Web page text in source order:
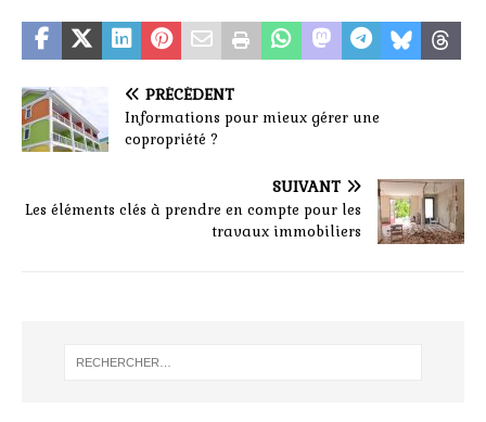
PRÉCÉDENT
Informations pour mieux gérer une
copropriété ?
SUIVANT
Les éléments clés à prendre en compte pour les
travaux immobiliers